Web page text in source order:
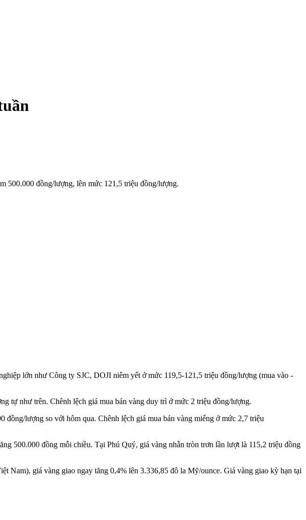
500.000 đồng/lượng, lên mức 121,5 triệu đồng/lượng.
lớn như Công ty SJC, DOJI niêm yết ở mức 119,5-121,5 triệu đồng/lượng (mua vào -
tự như trên. Chênh lệch giá mua bán vàng duy trì ở mức 2 triệu đồng/lượng.
lượng so với hôm qua. Chênh lệch giá mua bán vàng miếng ở mức 2,7 triệu
500.000 đồng mỗi chiều. Tại Phú Quý, giá vàng nhẫn tròn trơn lần lượt là 115,2 triệu đồng
Nam), giá vàng giao ngay tăng 0,4% lên 3.336,85 đô la Mỹ/ounce. Giá vàng giao kỳ hạn tại